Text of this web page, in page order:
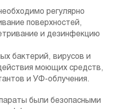
регулярно
поверхностей,
и дезинфекцию
бактерий, вирусов и
моющих средств,
и УФ-облучения.
были безопасными